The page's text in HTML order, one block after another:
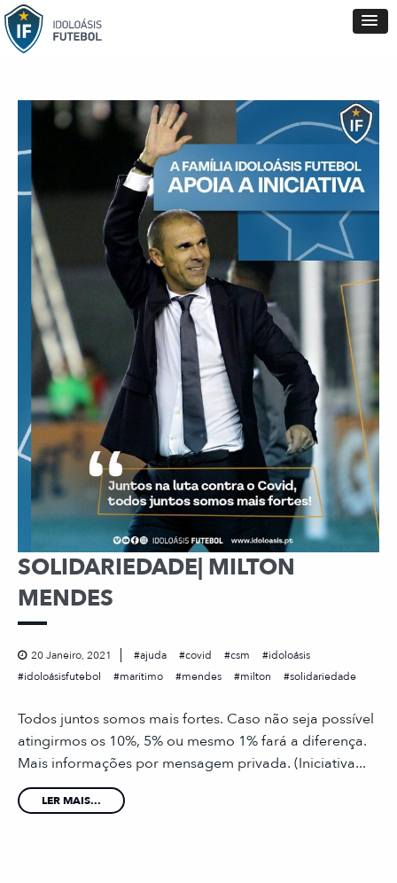
SOLIDARIEDADE| MILTON
MENDES
20 Janeiro, 2021 ajuda covid csm
idoloásis
idoloásisfutebol
maritimo mendes milton solidariedade
Todos juntos somos mais fortes. Caso não seja possível
atingirmos os 10%, 5% ou mesmo 1% fará a diferença.
Mais informações por mensagem privada. (Iniciativa...
LER MAIS...